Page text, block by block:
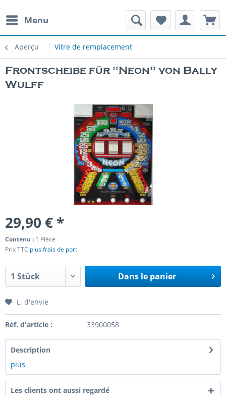
Menu
Aperçu Vitre de remplacement
Frontscheibe für "Neon" von Bally
Wulff
29,90 € *
Contenu : 1 Pièce
Prix TTC plus frais de port
Dans le panier
L. d'envie
Réf. d'article : 33900058
Description
plus
Les clients ont aussi regardé